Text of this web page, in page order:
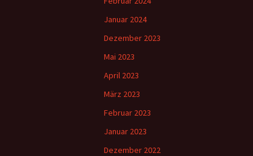
Januar 2024
Dezember 2023
Mai 2023
April 2023
März 2023
Februar 2023
Januar 2023
Dezember 2022